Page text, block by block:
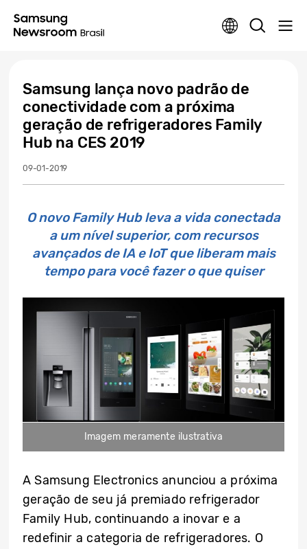
Samsung lança novo padrão de
conectividade com a próxima
geração de refrigeradores Family
Hub na CES 2019
09-01-2019
O novo Family Hub leva a vida conectada
a um nível superior, com recursos
avançados de IA e IoT que liberam mais
tempo para você fazer o que quiser
Imagem meramente ilustrativa
A Samsung Electronics anunciou a próxima
geração de seu já premiado refrigerador
Family Hub, continuando a inovar e a
redefinir a categoria de refrigeradores. O